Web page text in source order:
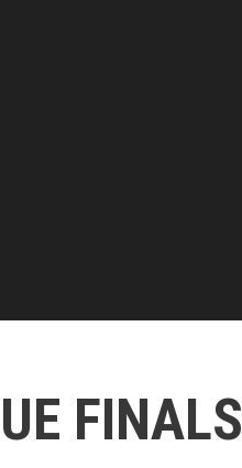
FINALS